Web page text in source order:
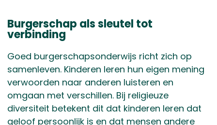
Burgerschap als sleutel tot
verbinding
Goed burgerschapsonderwijs richt zich op
samenleven. Kinderen leren hun eigen mening
verwoorden naar anderen luisteren en
omgaan met verschillen. Bij religieuze
diversiteit betekent dit dat kinderen leren dat
geloof persoonlijk is en dat mensen andere